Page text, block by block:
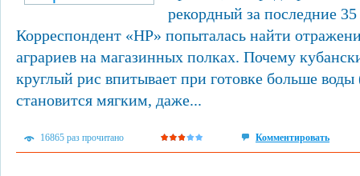
рекордный за последние
Корреспондент «НР» попыталась найти
аграриев на магазинных полках. Почему
круглый рис впитывает при готовке больше
становится мягким, даже...
16865 раз прочитано Комментировать